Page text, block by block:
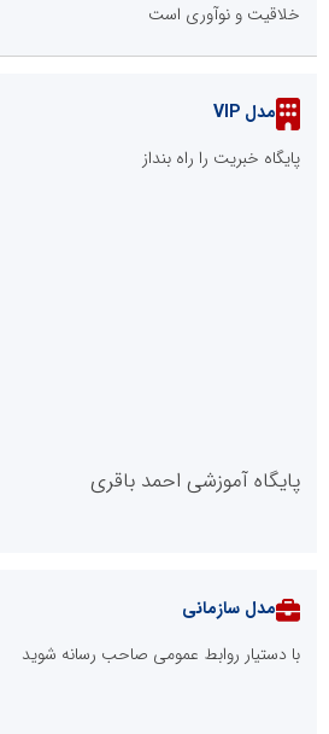
خلاقیت و نوآوری است
مدل VIP
پایگاه خبریت را راه بنداز
پایگاه آموزشی احمد باقری
مدل سازمانی
با دستیار روابط عمومی صاحب رسانه شوید